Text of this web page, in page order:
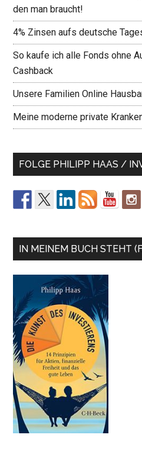
den man braucht!
4% Zinsen aufs deutsche
So kaufe ich alle Fonds ohne
Cashback
Unsere Familien Online
Meine moderne private
FOLGE PHILIPP HAAS /
IN MEINEM BUCH STEHT